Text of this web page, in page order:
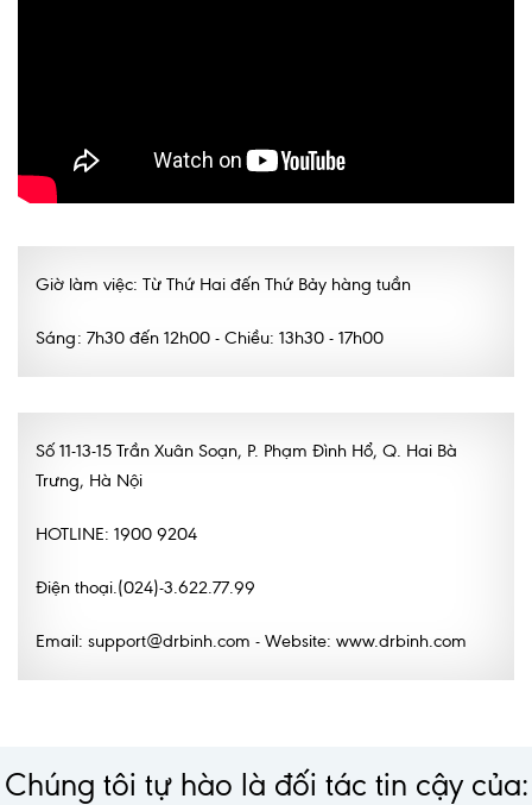
Gói khám sức khỏe cá nhân định kỳ
Dịch vụ ưu đãi đặc biệt
Bác sĩ online - Tư vấn từ xa
Nhà thuốc GPP
Dịch vụ Y tế Cơ quan – MEDI-OFFICE
Dịch vụ Y tế gia đình – MEDI-HOME
Lấy mẫu xét nghiệm tại nhà
Bảo hiểm Y tế
Giờ làm việc: Từ Thứ Hai đến Thứ Bảy hàng tuần
Sáng: 7h30 đến 12h00 - Chiều: 13h30 - 17h00
Số 11-13-15 Trần Xuân Soạn, P. Phạm Đình Hổ, Q. Hai Bà
Trưng, Hà Nội
HOTLINE: 1900 9204
Điện thoại.(024)-3.622.77.99
Email: support@drbinh.com - Website: www.drbinh.com
Chúng tôi tự hào là đối tác tin cậy của: